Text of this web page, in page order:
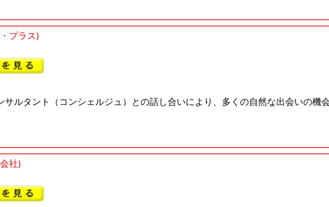
プラス)
ルタント（コンシェルジュ）との話し合いにより、多くの自然な出会いの機会
社)